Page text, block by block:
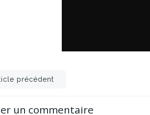
précédent
un commentaire